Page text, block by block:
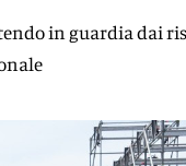
in guardia dai